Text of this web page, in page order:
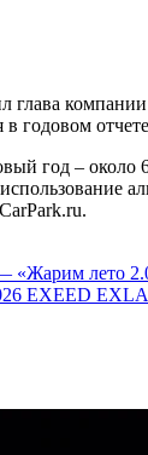
глава компании
годовом
год –
«Жарим лето
EXEED